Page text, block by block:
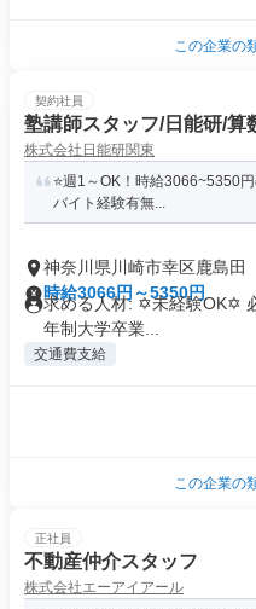
この企業の
契約社員
塾講師スタッフ/日能研/算
株式会社日能研関東
⭐️週1～OK！時給3066~5350
バイト経験有無...
神奈川県川崎市幸区鹿島田
時給3066円～5350円
求める人材: ✡️未経験OK✡️
年制大学卒業...
交通費支給
この企業の
正社員
不動産仲介スタッフ
株式会社エーアイアール